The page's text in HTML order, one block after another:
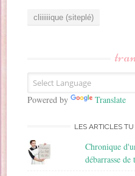
E
m
a
Powered by Translate
LES ARTICLES
Chronique
débarrasse de